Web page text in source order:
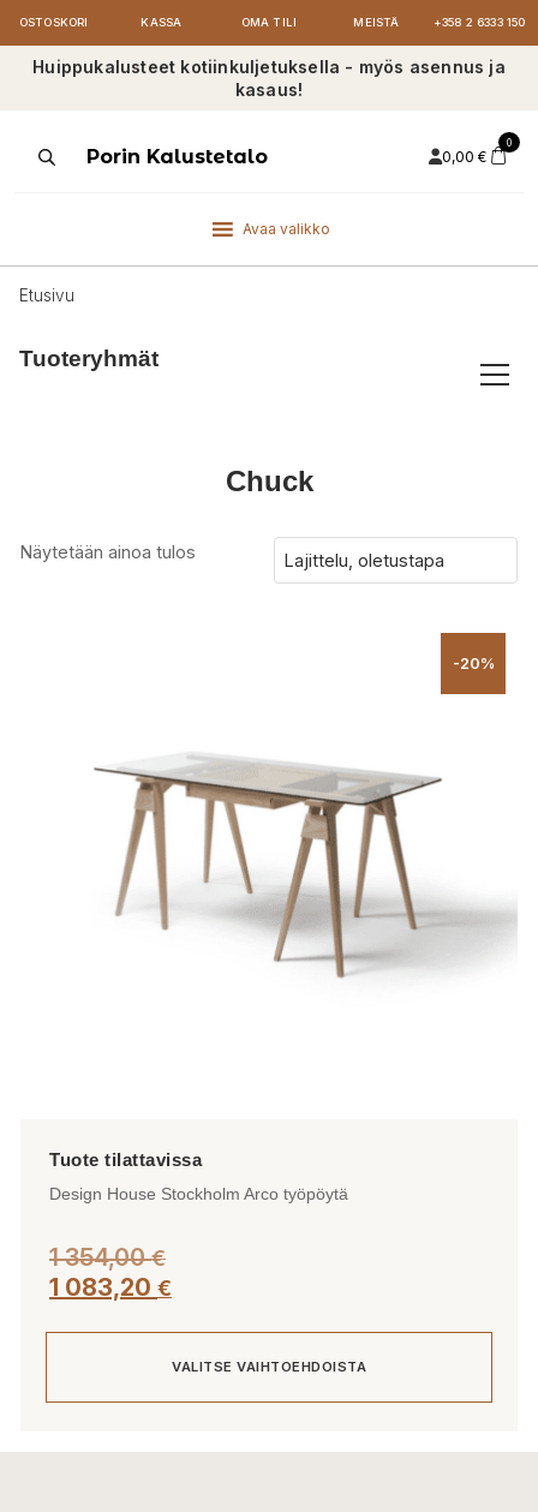
OSTOSKORI KASSA OMA TILI MEISTÄ +358 2 6333 150
Huippukalusteet kotiinkuljetuksella - myös asennus ja
kasaus!
ProductsPorin Kalustetalo 0,00 €
0
Avaa valikko
Etusivu
Tuoteryhmät
Chuck
Näytetään ainoa tulos
-20%
Design House Stockholm Arco työpöytä
1 354,00€
1 083,20 €
VALITSE VAIHTOEHDOISTA